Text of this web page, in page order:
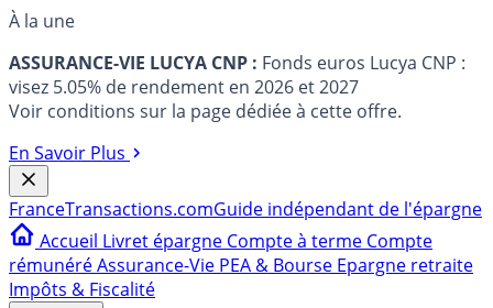
À la une
ASSURANCE-VIE LUCYA CNP : Fonds euros Lucya CNP :
visez 5.05% de rendement en 2026 et 2027
Voir conditions sur la page dédiée à cette offre.
En Savoir Plus
FranceTransactions.comGuide indépendant de l'épargne
Accueil Livret épargne Compte à terme Compte
rémunéréAssurance-Vie PEA & Bourse Epargne retraite
Impôts & Fiscalité